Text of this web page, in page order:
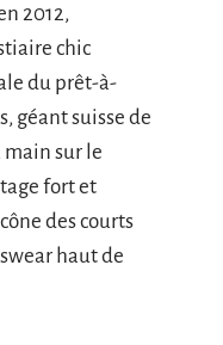
2012,
chic
du prêt-à-
géant suisse de
main sur le
fort et
des courts
haut de